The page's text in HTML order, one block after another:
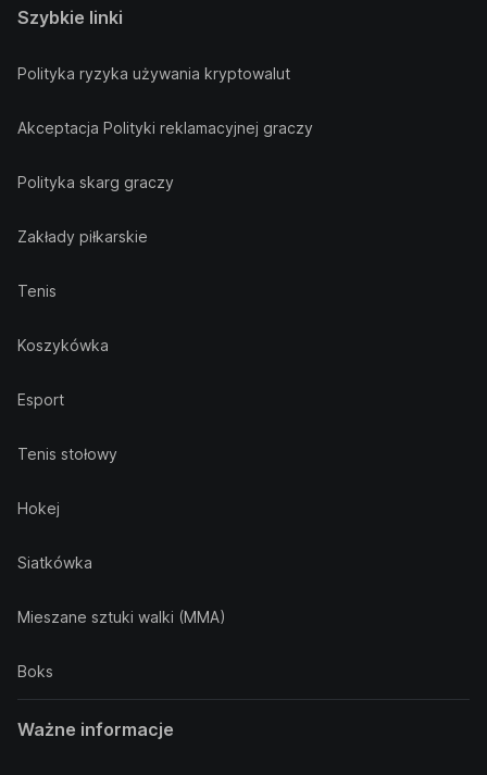
Szybkie linki
Polityka ryzyka używania kryptowalut
Akceptacja Polityki reklamacyjnej graczy
Polityka skarg graczy
Zakłady piłkarskie
Tenis
Koszykówka
Esport
Tenis stołowy
Hokej
Siatkówka
Mieszane sztuki walki (MMA)
Boks
Ważne informacje